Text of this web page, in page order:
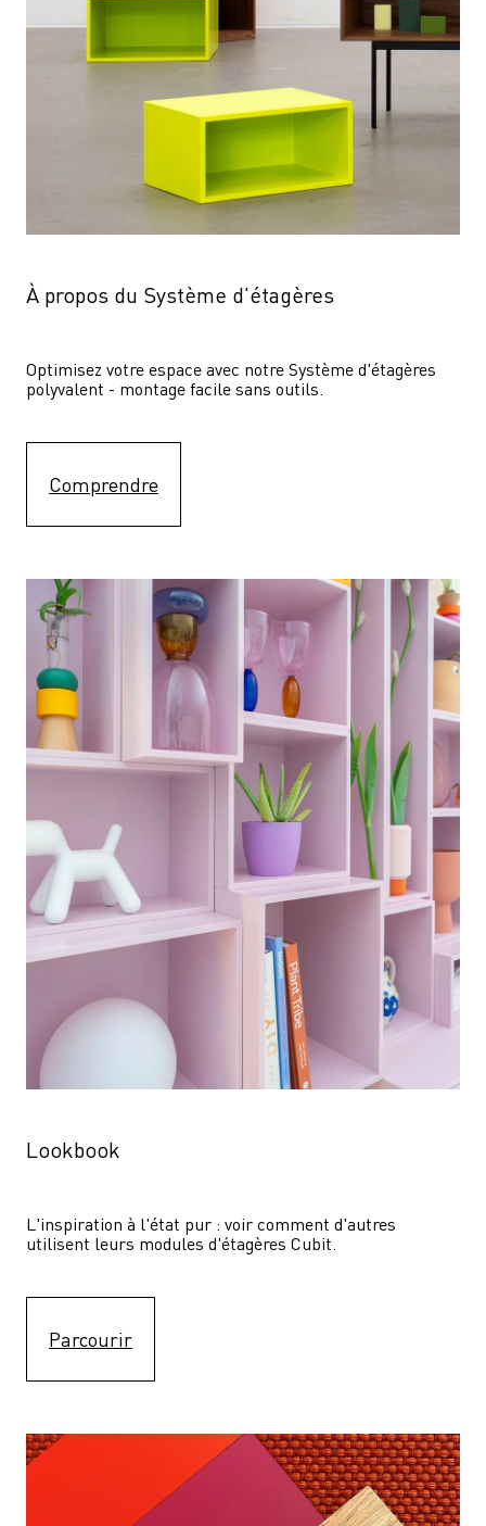
À propos du Système d'étagères
Optimisez votre espace avec notre Système d'étagères
polyvalent - montage facile sans outils.
Comprendre
Lookbook
L'inspiration à l'état pur : voir comment d'autres
utilisent leurs modules d'étagères Cubit.
Parcourir